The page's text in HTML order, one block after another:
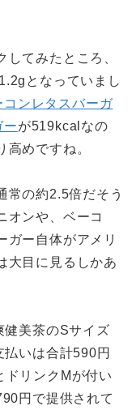
てみたところ、
となっていまし
コンレタスバーガ
ーが519kcalなの
めですね。
常の約2.5倍だそう
オンや、ベーコ
ガー自体がアメリ
大目に見るしかあ
健美茶のSサイズ
払いは合計590円
ドリンクMが付い
円で提供されて